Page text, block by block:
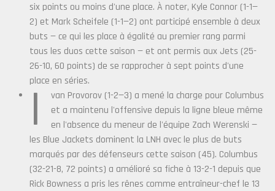
six points ou moins d'une place. À noter, Kyle Connor (1-1—
2) et Mark Scheifele (1-1—2) ont participé ensemble à deux
buts — ce qui les place à égalité au premier rang parmi
tous les duos cette saison — et ont permis aux Jets (25-
26-10, 60 points) de se rapprocher à sept points d'une
place en séries.
I
van Provorov (1-2—3) a mené la charge pour Columbus
et a maintenu l'offensive depuis la ligne bleue même
en l'absence du meneur de l'équipe Zach Werenski —
les Blue Jackets dominent la LNH avec le plus de buts
marqués par des défenseurs cette saison (45). Columbus
(32-21-8, 72 points) a amélioré sa fiche à 13-2-1 depuis que
Rick Bowness a pris les rênes comme entraîneur-chef le 13